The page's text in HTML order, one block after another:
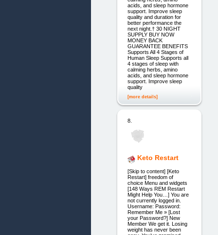
acids, and sleep hormone
support. Improve sleep
quality and duration for
better performance the
next night.† 30 NIGHT
SUPPLY BUY NOW
MONEY BACK
GUARANTEE BENEFITS
Supports All 4 Stages of
Human Sleep Supports all
4 stages of sleep with
calming herbs, amino
acids, and sleep hormone
support. Improve sleep
quality
[more details]
8.
Keto Restart
[Skip to content] [Keto
Restart] freedom of
choice Menu and widgets
[148 Ways REM Restart
Might Help You…] You are
not currently logged in.
Username: Password:
Remember Me » [Lost
your Password?] New
Member We get it. Losing
weight has never been